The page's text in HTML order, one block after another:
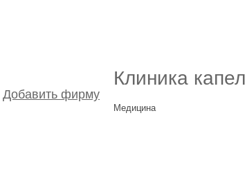
Добавить фирму
Клиника
Медицина